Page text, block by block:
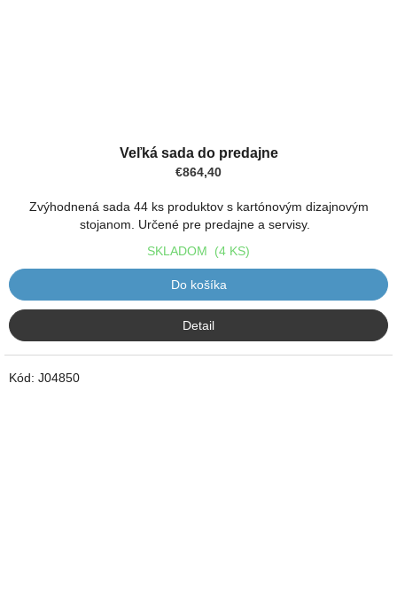
Veľká sada do predajne
€864,40
Zvýhodnená sada 44 ks produktov s kartónovým dizajnovým
stojanom. Určené pre predajne a servisy.
SKLADOM (4 KS)
Do košíka
Detail
Kód: J04850